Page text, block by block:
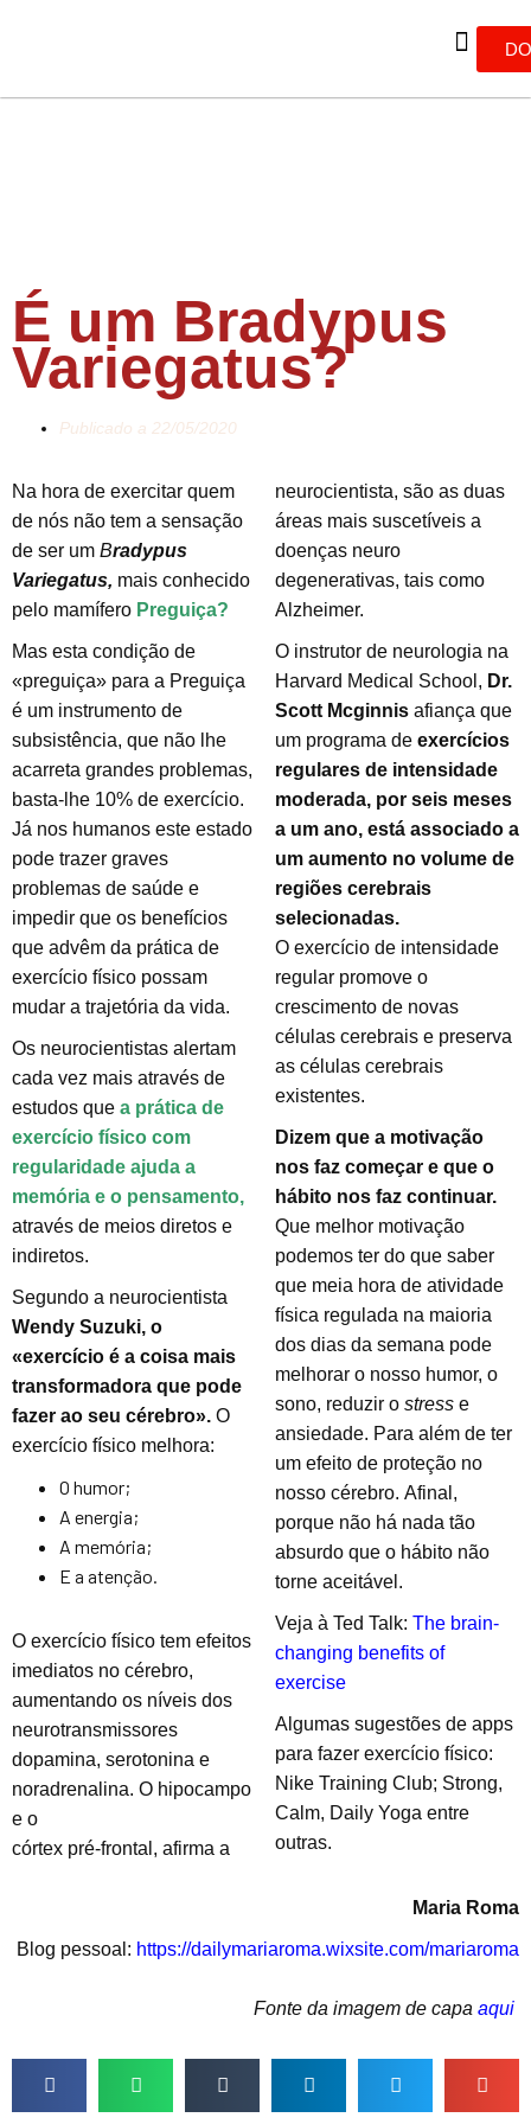
É um Bradypus
Variegatus?
Publicado a 22/05/2020
Na hora de exercitar quem
de nós não tem a sensação
de ser um Bradypus
Variegatus, mais conhecido
pelo mamífero Preguiça?
Mas esta condição de
«preguiça» para a Preguiça
é um instrumento de
subsistência, que não lhe
acarreta grandes problemas,
basta-lhe 10% de exercício.
Já nos humanos este estado
pode trazer graves
problemas de saúde e
impedir que os benefícios
que advêm da prática de
exercício físico possam
mudar a trajetória da vida.
Os neurocientistas alertam
cada vez mais através de
estudos que a prática de
exercício físico com
regularidade ajuda a
memória e o pensamento,
através de meios diretos e
indiretos.
Segundo a neurocientista
Wendy Suzuki, o
«exercício é a coisa mais
transformadora que pode
fazer ao seu cérebro». O
exercício físico melhora:
O humor;
A energia;
A memória;
E a atenção.
O exercício físico tem efeitos
imediatos no cérebro,
aumentando os níveis dos
neurotransmissores
dopamina, serotonina e
noradrenalina. O hipocampo
e o
córtex pré-frontal, afirma a
neurocientista, são as duas
áreas mais suscetíveis a
doenças neuro
degenerativas, tais como
Alzheimer.
O instrutor de neurologia na
Harvard Medical School, Dr.
Scott Mcginnis afiança que
um programa de exercícios
regulares de intensidade
moderada, por seis meses
a um ano, está associado a
um aumento no volume de
regiões cerebrais
selecionadas.
O exercício de intensidade
regular promove o
crescimento de novas
células cerebrais e preserva
as células cerebrais
existentes.
Dizem que a motivação
nos faz começar e que o
hábito nos faz continuar.
Que melhor motivação
podemos ter do que saber
que meia hora de atividade
física regulada na maioria
dos dias da semana pode
melhorar o nosso humor, o
sono, reduzir o stress e
ansiedade. Para além de ter
um efeito de proteção no
nosso cérebro. Afinal,
porque não há nada tão
absurdo que o hábito não
torne aceitável.
Veja à Ted Talk: The brain-
changing benefits of
exercise
Algumas sugestões de apps
para fazer exercício físico:
Nike Training Club; Strong,
Calm, Daily Yoga entre
outras.
Maria Roma
Blog pessoal: https://dailymariaroma.wixsite.com/mariaroma
Fonte da imagem de capa aqui